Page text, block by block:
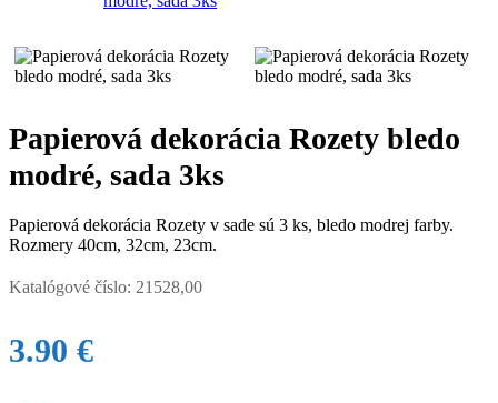
Papierová dekorácia Rozety bledo
modré, sada 3ks
Papierová dekorácia Rozety v sade sú 3 ks, bledo modrej farby.
Rozmery 40cm, 32cm, 23cm.
Katalógové číslo: 21528,00
3.90 €